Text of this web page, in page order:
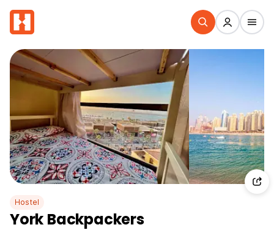
Hostel
York Backpackers